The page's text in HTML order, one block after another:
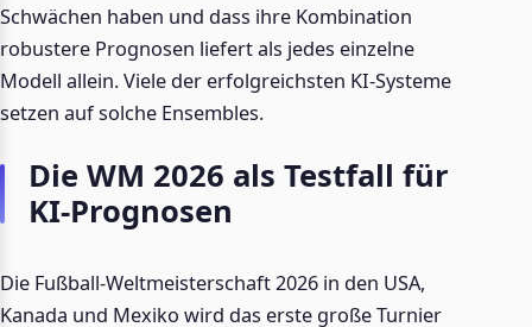
Schwächen haben und dass ihre Kombination
robustere Prognosen liefert als jedes einzelne
Modell allein. Viele der erfolgreichsten KI-Systeme
setzen auf solche Ensembles.
Die WM 2026 als Testfall für
KI-Prognosen
Die Fußball-Weltmeisterschaft 2026 in den USA,
Kanada und Mexiko wird das erste große Turnier